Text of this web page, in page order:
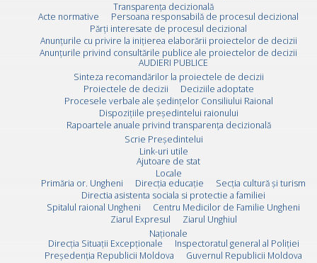
Transparența decizională
Acte normative
Persoana responsabilă de procesul decizional
Părți interesate de procesul decizional
Anunțurile cu privire la inițierea elaborării proiectelor de decizii
Anunțurile privind consultările publice ale proiectelor de decizii
AUDIERI PUBLICE
Sinteza recomandărilor la proiectele de decizii
Proiectele de decizii
Deciziile adoptate
Procesele verbale ale ședințelor Consiliului Raional
Dispozițiile președintelui raionului
Rapoartele anuale privind transparența decizională
Scrie Preşedintelui
Link-uri utile
Ajutoare de stat
Locale
Primăria or. Ungheni
Direcția educație
Secția cultură și turism
Directia asistenta sociala si protectie a familiei
Spitalul raional Ungheni
Centru Medicilor de Familie Ungheni
Ziarul Expresul
Ziarul Unghiul
Naționale
Direcţia Situaţii Excepţionale
Inspectoratul general al Poliției
Preşedenţia Republicii Moldova
Guvernul Republicii Moldova